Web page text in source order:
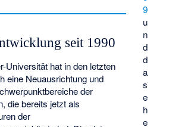
9
u
n
d
d
a
s
e
h
e
seit 1990
Universität hat in den letzten
eine Neuausrichtung und
der
die bereits jetzt als
der